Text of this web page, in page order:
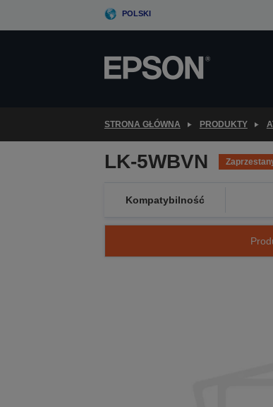
POLSKI
STRONA GŁÓWNA PRODUKTY
LK-5WBVN
Kompatybilność